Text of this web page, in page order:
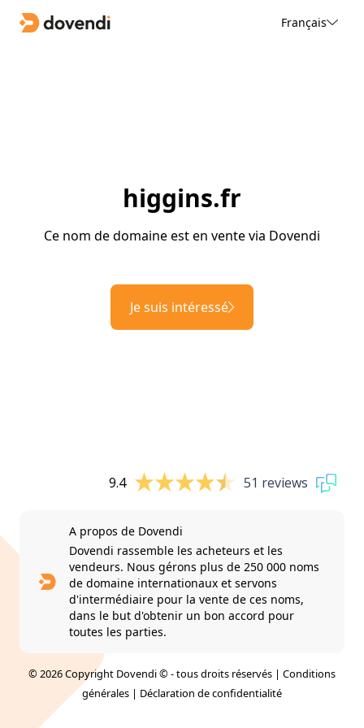
Français
higgins.fr
Ce nom de domaine est en vente via Dovendi
Je suis intéressé
9.4 51 reviews
A propos de Dovendi
Dovendi rassemble les acheteurs et les
vendeurs. Nous gérons plus de 250 000 noms
de domaine internationaux et servons
d'intermédiaire pour la vente de ces noms,
dans le but d'obtenir un bon accord pour
toutes les parties.
© 2026 Copyright Dovendi © - tous droits réservés | Conditions
générales | Déclaration de confidentialité